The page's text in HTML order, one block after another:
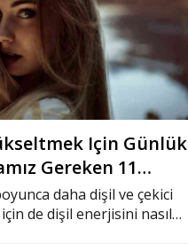
Için Günlük
Gereken 11…
daha dişil ve çekici
de dişil enerjisini nasıl…